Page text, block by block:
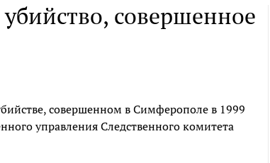
совершенное
совершенном в Симферополе в 1999
управления Следственного комитета